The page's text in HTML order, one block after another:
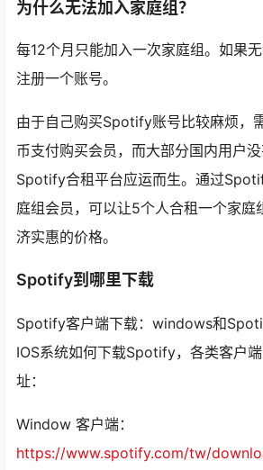
为什么无法加入家庭组？
每12个月只能加入一次家庭组。如果
注册一个账号。
由于自己购买Spotify账号比较麻烦，
币支付购买会员，而大部分国内用户
Spotify合租平台应运而生。通过
庭组会员，可以让5个人合租一个家庭
济实惠的价格。
Spotify到哪里下载
Spotify客户端下载：windows和
IOS系统如何下载Spotify，各类客户
址：
Window 客户端：
https://www.spotify.com/tw/